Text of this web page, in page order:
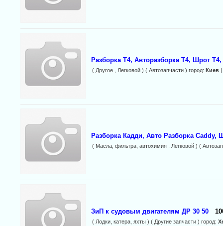
Разборка Т4, Авторазборка Т4, Шрот
( Другое , Легковой ) ( Автозапчасти ) город: Киев|
Разборка Кадди, Авто Разборка Caddy,
( Масла, фильтра, автохимия , Легковой ) (
ЗиП к судовым двигателям ДР 30 50
( Лодки, катера, яхты ) ( Другие запчасти ) город: